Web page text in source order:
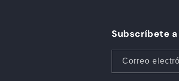
Subscríbete
Correo